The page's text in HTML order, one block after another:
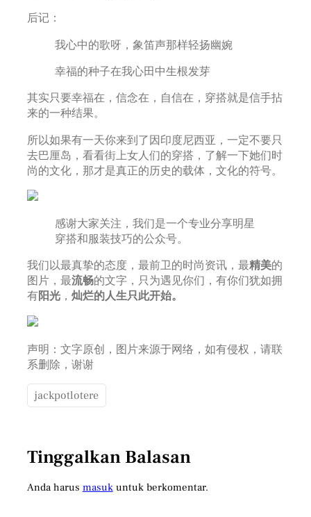
后记：
我心中的歌呀，象笛声那样轻扬幽婉
幸福的种子在我心田中生根发芽
其实只要幸福在，信念在，自信在，穿搭就是信手拈
来的一种结果。
所以如果有一天你来到了因印度尼西亚，一定不要只
去巴厘岛，看看街上女人们的穿搭，了解一下她们时
尚的文化，那才是真正的历史的载体，文化的符号。
感谢大家关注，我们是一个专业分享明星
穿搭和服装技巧的公众号。
我们以最真挚的态度，最前卫的时尚资讯，最精美的
图片，最流畅的文字，只为遇见你们，有你们犹如拥
有阳光， 灿烂的人生只此开始。
声明：文字原创，图片来源于网络，如有侵权，请联
系删除，谢谢
jackpotlotere
Tinggalkan Balasan
Anda harus masukuntuk berkomentar.